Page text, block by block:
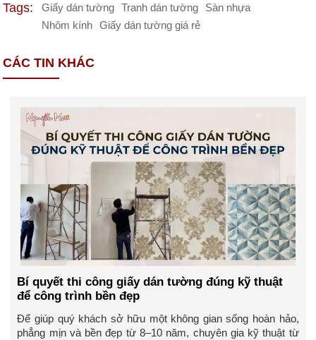
Tags: Giấy dán tường Tranh dán tường
Sàn nhựa
Nhôm kính
Giấy dán tường giá rẻ
CÁC TIN KHÁC
Bí quyết thi công giấy dán tường đúng kỹ thuật
để công trình bền đẹp
Để giúp quý khách sở hữu một không gian sống hoàn hảo,
phẳng mịn và bền đẹp từ 8–10 năm, chuyên gia kỹ thuật từ